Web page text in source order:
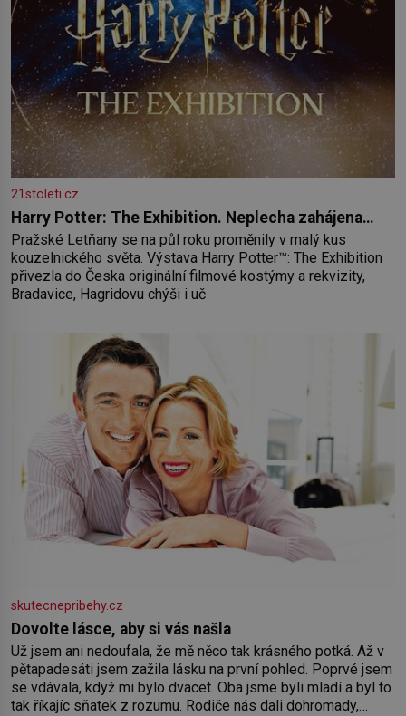
21stoleti.cz
Harry Potter: The Exhibition. Neplecha zahájena…
Pražské Letňany se na půl roku proměnily v malý kus
kouzelnického světa. Výstava Harry Potter™: The Exhibition
přivezla do Česka originální filmové kostýmy a rekvizity,
Bradavice, Hagridovu chýši i uč
skutecnepribehy.cz
Dovolte lásce, aby si vás našla
Už jsem ani nedoufala, že mě něco tak krásného potká. Až v
pětapadesáti jsem zažila lásku na první pohled. Poprvé jsem
se vdávala, když mi bylo dvacet. Oba jsme byli mladí a byl to
tak říkajíc sňatek z rozumu. Rodiče nás dali dohromady,